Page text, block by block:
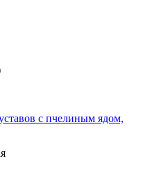
с пчелиным ядом,